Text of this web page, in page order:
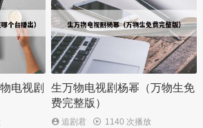
电视剧
生万物电视剧杨幂（万物生免
费完整版）
追剧君 1140 次播放